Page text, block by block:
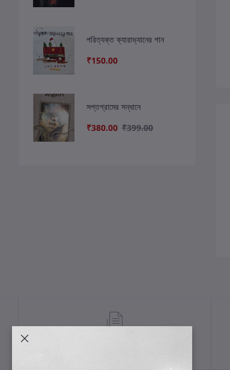
পরিত্যক্ত ক্যারাভ্যানের গান
₹150.00
সপ্তগ্রামের সন্ধানে
₹380.00 ₹399.00